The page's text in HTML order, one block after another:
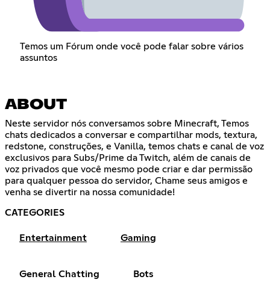
Temos um Fórum onde você pode falar sobre vários
assuntos
ABOUT
Neste servidor nós conversamos sobre Minecraft, Temos
chats dedicados a conversar e compartilhar mods, textura,
redstone, construções, e Vanilla, temos chats e canal de voz
exclusivos para Subs/Prime da Twitch, além de canais de
voz privados que você mesmo pode criar e dar permissão
para qualquer pessoa do servidor, Chame seus amigos e
venha se divertir na nossa comunidade!
CATEGORIES
Entertainment Gaming
General Chatting Bots